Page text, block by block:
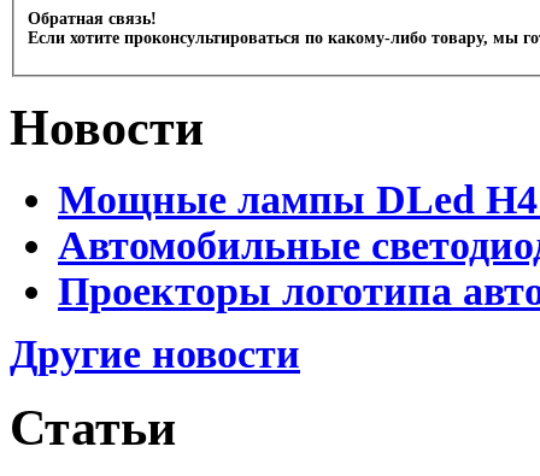
Обратная связь!
Если хотите проконсультироваться по какому-либо товару, мы
Новости
Мощные лампы DLed H4
Автомобильные
Проекторы логотипа
Другие новости
Статьи